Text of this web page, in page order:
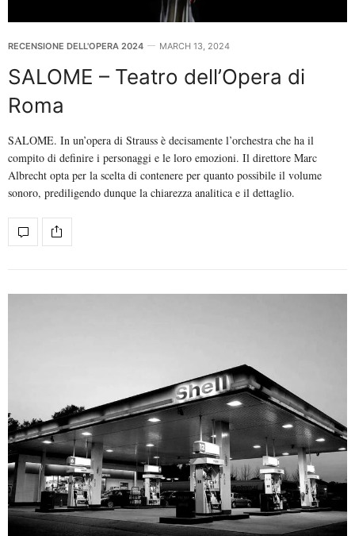
RECENSIONE DELL'OPERA 2024 MARCH 13, 2024
SALOME – Teatro dell’Opera di
Roma
SALOME. In un’opera di Strauss è decisamente l’orchestra che ha il
compito di definire i personaggi e le loro emozioni. Il direttore Marc
Albrecht opta per la scelta di contenere per quanto possibile il volume
sonoro, prediligendo dunque la chiarezza analitica e il dettaglio.